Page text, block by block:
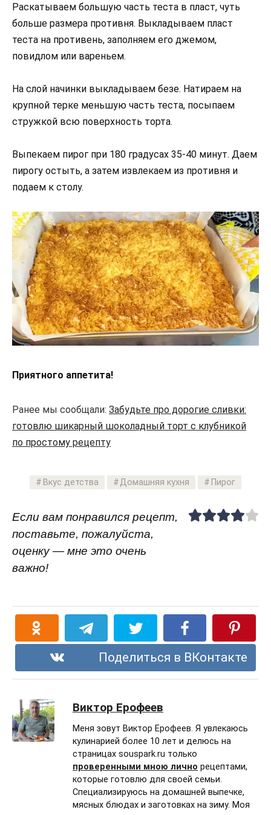
Раскатываем большую часть теста в пласт, чуть
больше размера противня. Выкладываем пласт
теста на противень, заполняем его джемом,
повидлом или вареньем.
На слой начинки выкладываем безе. Натираем на
крупной терке меньшую часть теста, посыпаем
стружкой всю поверхность торта.
Выпекаем пирог при 180 градусах 35-40 минут. Даем
пирогу остыть, а затем извлекаем из противня и
подаем к столу.
Приятного аппетита!
Ранее мы сообщали: Забудьте про дорогие сливки:
готовлю шикарный шоколадный торт с клубникой
по простому рецепту
Вкус детства Домашняя кухня Пирог
Если вам понравился рецепт,
поставьте, пожалуйста,
оценку — мне это очень
важно!
Поделиться в ВКонтакте
Виктор Ерофеев
Меня зовут Виктор Ерофеев. Я увлекаюсь
кулинарией более 10 лет и делюсь на
страницах souspark.ru только
проверенными мною лично рецептами,
которые готовлю для своей семьи.
Специализируюсь на домашней выпечке,
мясных блюдах и заготовках на зиму. Моя